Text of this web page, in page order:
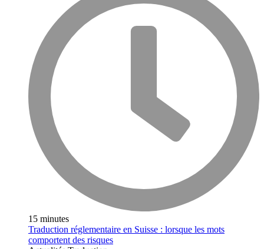
15 minutes
Traduction réglementaire en Suisse : lorsque les mots
comportent des risques